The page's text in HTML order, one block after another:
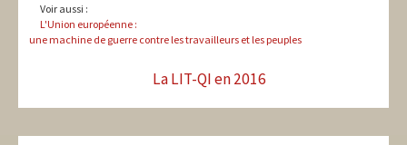
Voir aussi :
L'Union européenne :
une machine de guerre contre les travailleurs et les peuples
La LIT-QI en 2016